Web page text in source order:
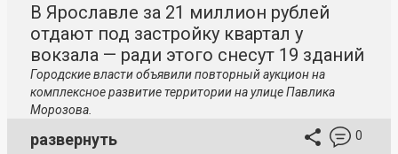
В Ярославле за 21 миллион рублей
отдают под застройку квартал у
вокзала — ради этого снесут 19 зданий
Городские власти объявили повторный аукцион на
комплексное развитие территории на улице Павлика
Морозова.
развернуть 0